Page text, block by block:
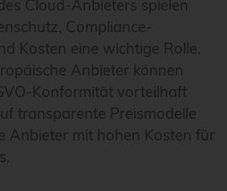
Cloud-Anbieters spielen
Compliance-
Kosten eine wichtige Rolle.
Anbieter können
Konformität vorteilhaft
transparente Preismodelle
Anbieter mit hohen Kosten für